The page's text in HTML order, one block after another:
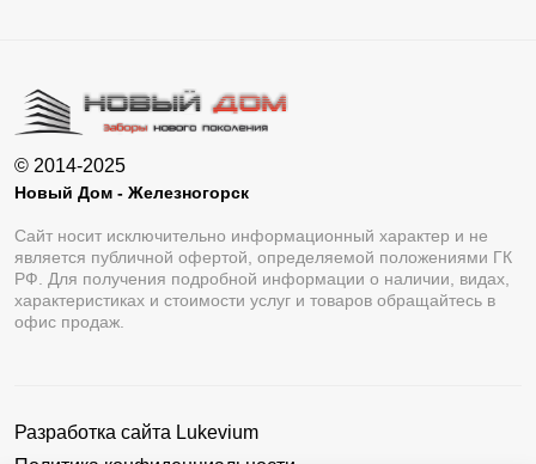
© 2014-2025
Новый Дом - Железногорск
Сайт носит исключительно информационный характер и не
является публичной офертой, определяемой положениями ГК
РФ. Для получения подробной информации о наличии, видах,
характеристиках и стоимости услуг и товаров обращайтесь в
офис продаж.
Разработка сайта Lukevium